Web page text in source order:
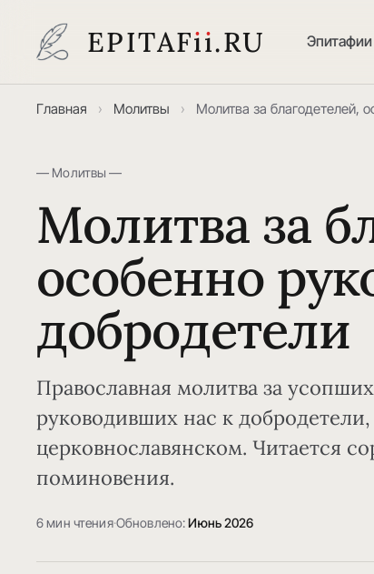
EPITAFii.RU Эпитафии
Главная › Молитвы › Молитва за благодетелей,
— Молитвы —
Молитва за
особенно
добродетели
Православная молитва за
руководивших нас к
церковнославянском. Читается
поминовения.
6 мин чтения·Обновлено:Июнь 2026